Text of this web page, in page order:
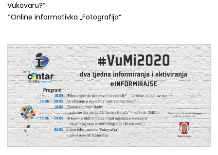
Vukovaru?“
*Online informativka „Fotografija“